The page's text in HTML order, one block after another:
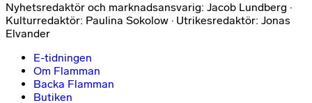
Nyhetsredaktör och marknadsansvarig: Jacob Lundberg ·
Kulturredaktör: Paulina Sokolow · Utrikesredaktör: Jonas
Elvander
E-tidningen
Om Flamman
Backa Flamman
Butiken